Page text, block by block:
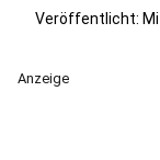
Veröffentlicht:
Anzeige